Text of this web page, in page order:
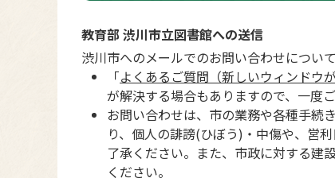
教育部 渋川市立図書館への送信
渋川市へのメールでのお問い合わせについ
「よくあるご質問（新しいウィンドウが
が解決する場合もありますので、一度ご
お問い合わせは、市の業務や各種手続
り、個人の誹謗(ひぼう)・中傷や、営
了承ください。また、市政に対する建
ください。